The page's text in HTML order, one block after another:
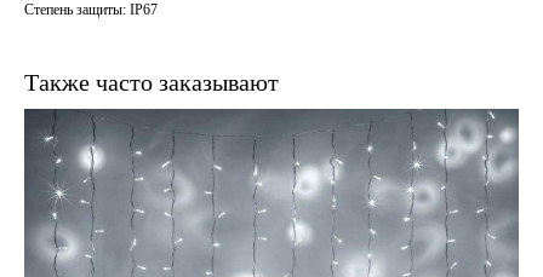
Степень защиты: IP67
Также часто заказывают